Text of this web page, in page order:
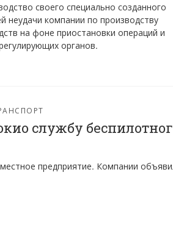
своего специально созданного
неудачи компании по производству
на фоне приостановки операций и
органов.
службу
предприятие. Компании